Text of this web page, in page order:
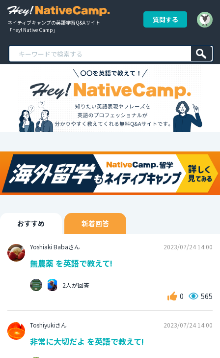
ネイティブキャンプの英語学習Q&Aサイト
「Hey! Native Camp」
質問する
おすすめ 新着回答
Yoshiaki Babaさん 2023/07/24 14:00
無農薬 を英語で教えて!
2人が回答
0 565
Toshiyukiさん 2023/07/24 14:00
非常に大切だよ を英語で教えて!